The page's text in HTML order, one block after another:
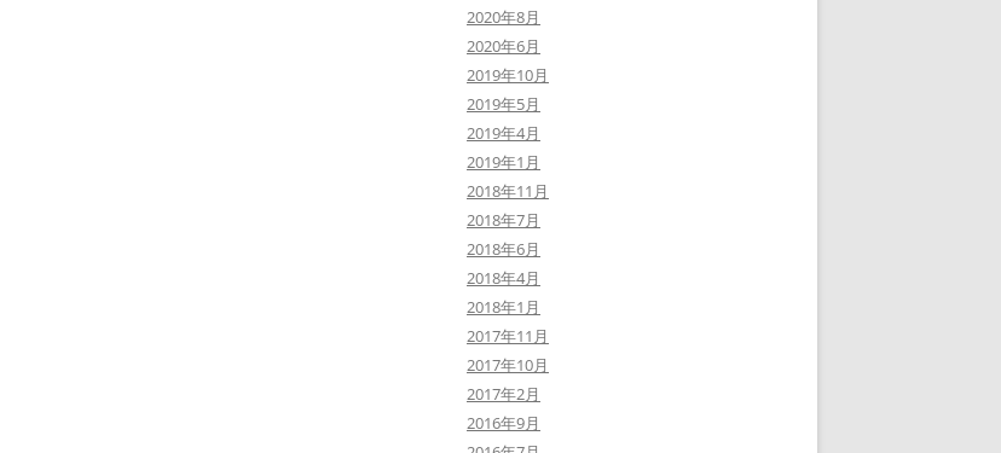
2020年8月
2020年6月
2019年10月
2019年5月
2019年4月
2019年1月
2018年11月
2018年7月
2018年6月
2018年4月
2018年1月
2017年11月
2017年10月
2017年2月
2016年9月